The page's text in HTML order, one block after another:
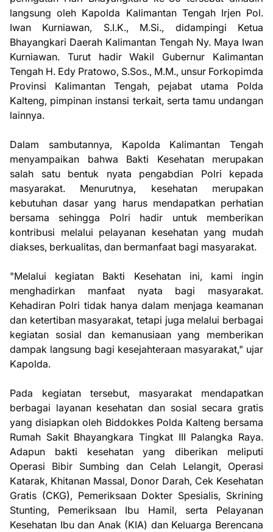
langsung oleh Kapolda Kalimantan Tengah Irjen Pol.
Iwan Kurniawan, S.I.K., M.Si., didampingi Ketua
Bhayangkari Daerah Kalimantan Tengah Ny. Maya Iwan
Kurniawan. Turut hadir Wakil Gubernur Kalimantan
Tengah H. Edy Pratowo, S.Sos., M.M., unsur Forkopimda
Provinsi Kalimantan Tengah, pejabat utama Polda
Kalteng, pimpinan instansi terkait, serta tamu undangan
lainnya.
Dalam sambutannya, Kapolda Kalimantan Tengah
menyampaikan bahwa Bakti Kesehatan merupakan
salah satu bentuk nyata pengabdian Polri kepada
masyarakat. Menurutnya, kesehatan merupakan
kebutuhan dasar yang harus mendapatkan perhatian
bersama sehingga Polri hadir untuk memberikan
kontribusi melalui pelayanan kesehatan yang mudah
diakses, berkualitas, dan bermanfaat bagi masyarakat.
"Melalui kegiatan Bakti Kesehatan ini, kami ingin
menghadirkan manfaat nyata bagi masyarakat.
Kehadiran Polri tidak hanya dalam menjaga keamanan
dan ketertiban masyarakat, tetapi juga melalui berbagai
kegiatan sosial dan kemanusiaan yang memberikan
dampak langsung bagi kesejahteraan masyarakat," ujar
Kapolda.
Pada kegiatan tersebut, masyarakat mendapatkan
berbagai layanan kesehatan dan sosial secara gratis
yang disiapkan oleh Biddokkes Polda Kalteng bersama
Rumah Sakit Bhayangkara Tingkat III Palangka Raya.
Adapun bakti kesehatan yang diberikan meliputi
Operasi Bibir Sumbing dan Celah Lelangit, Operasi
Katarak, Khitanan Massal, Donor Darah, Cek Kesehatan
Gratis (CKG), Pemeriksaan Dokter Spesialis, Skrining
Stunting, Pemeriksaan Ibu Hamil, serta Pelayanan
Kesehatan Ibu dan Anak (KIA) dan Keluarga Berencana